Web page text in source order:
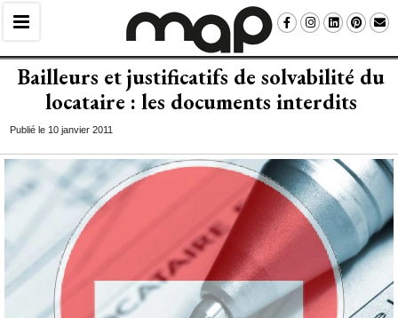
Bailleurs et justificatifs de solvabilité du
locataire : les documents interdits
Publié le 10 janvier 2011